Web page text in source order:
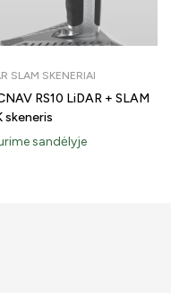
SLAM SKENERIAI
RS10 LiDAR + SLAM
skeneris
sandėlyje